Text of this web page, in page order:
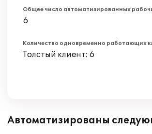
Общее число автоматизированных
6
Количество одновременно работающих
Толстый клиент: 6
Автоматизированы